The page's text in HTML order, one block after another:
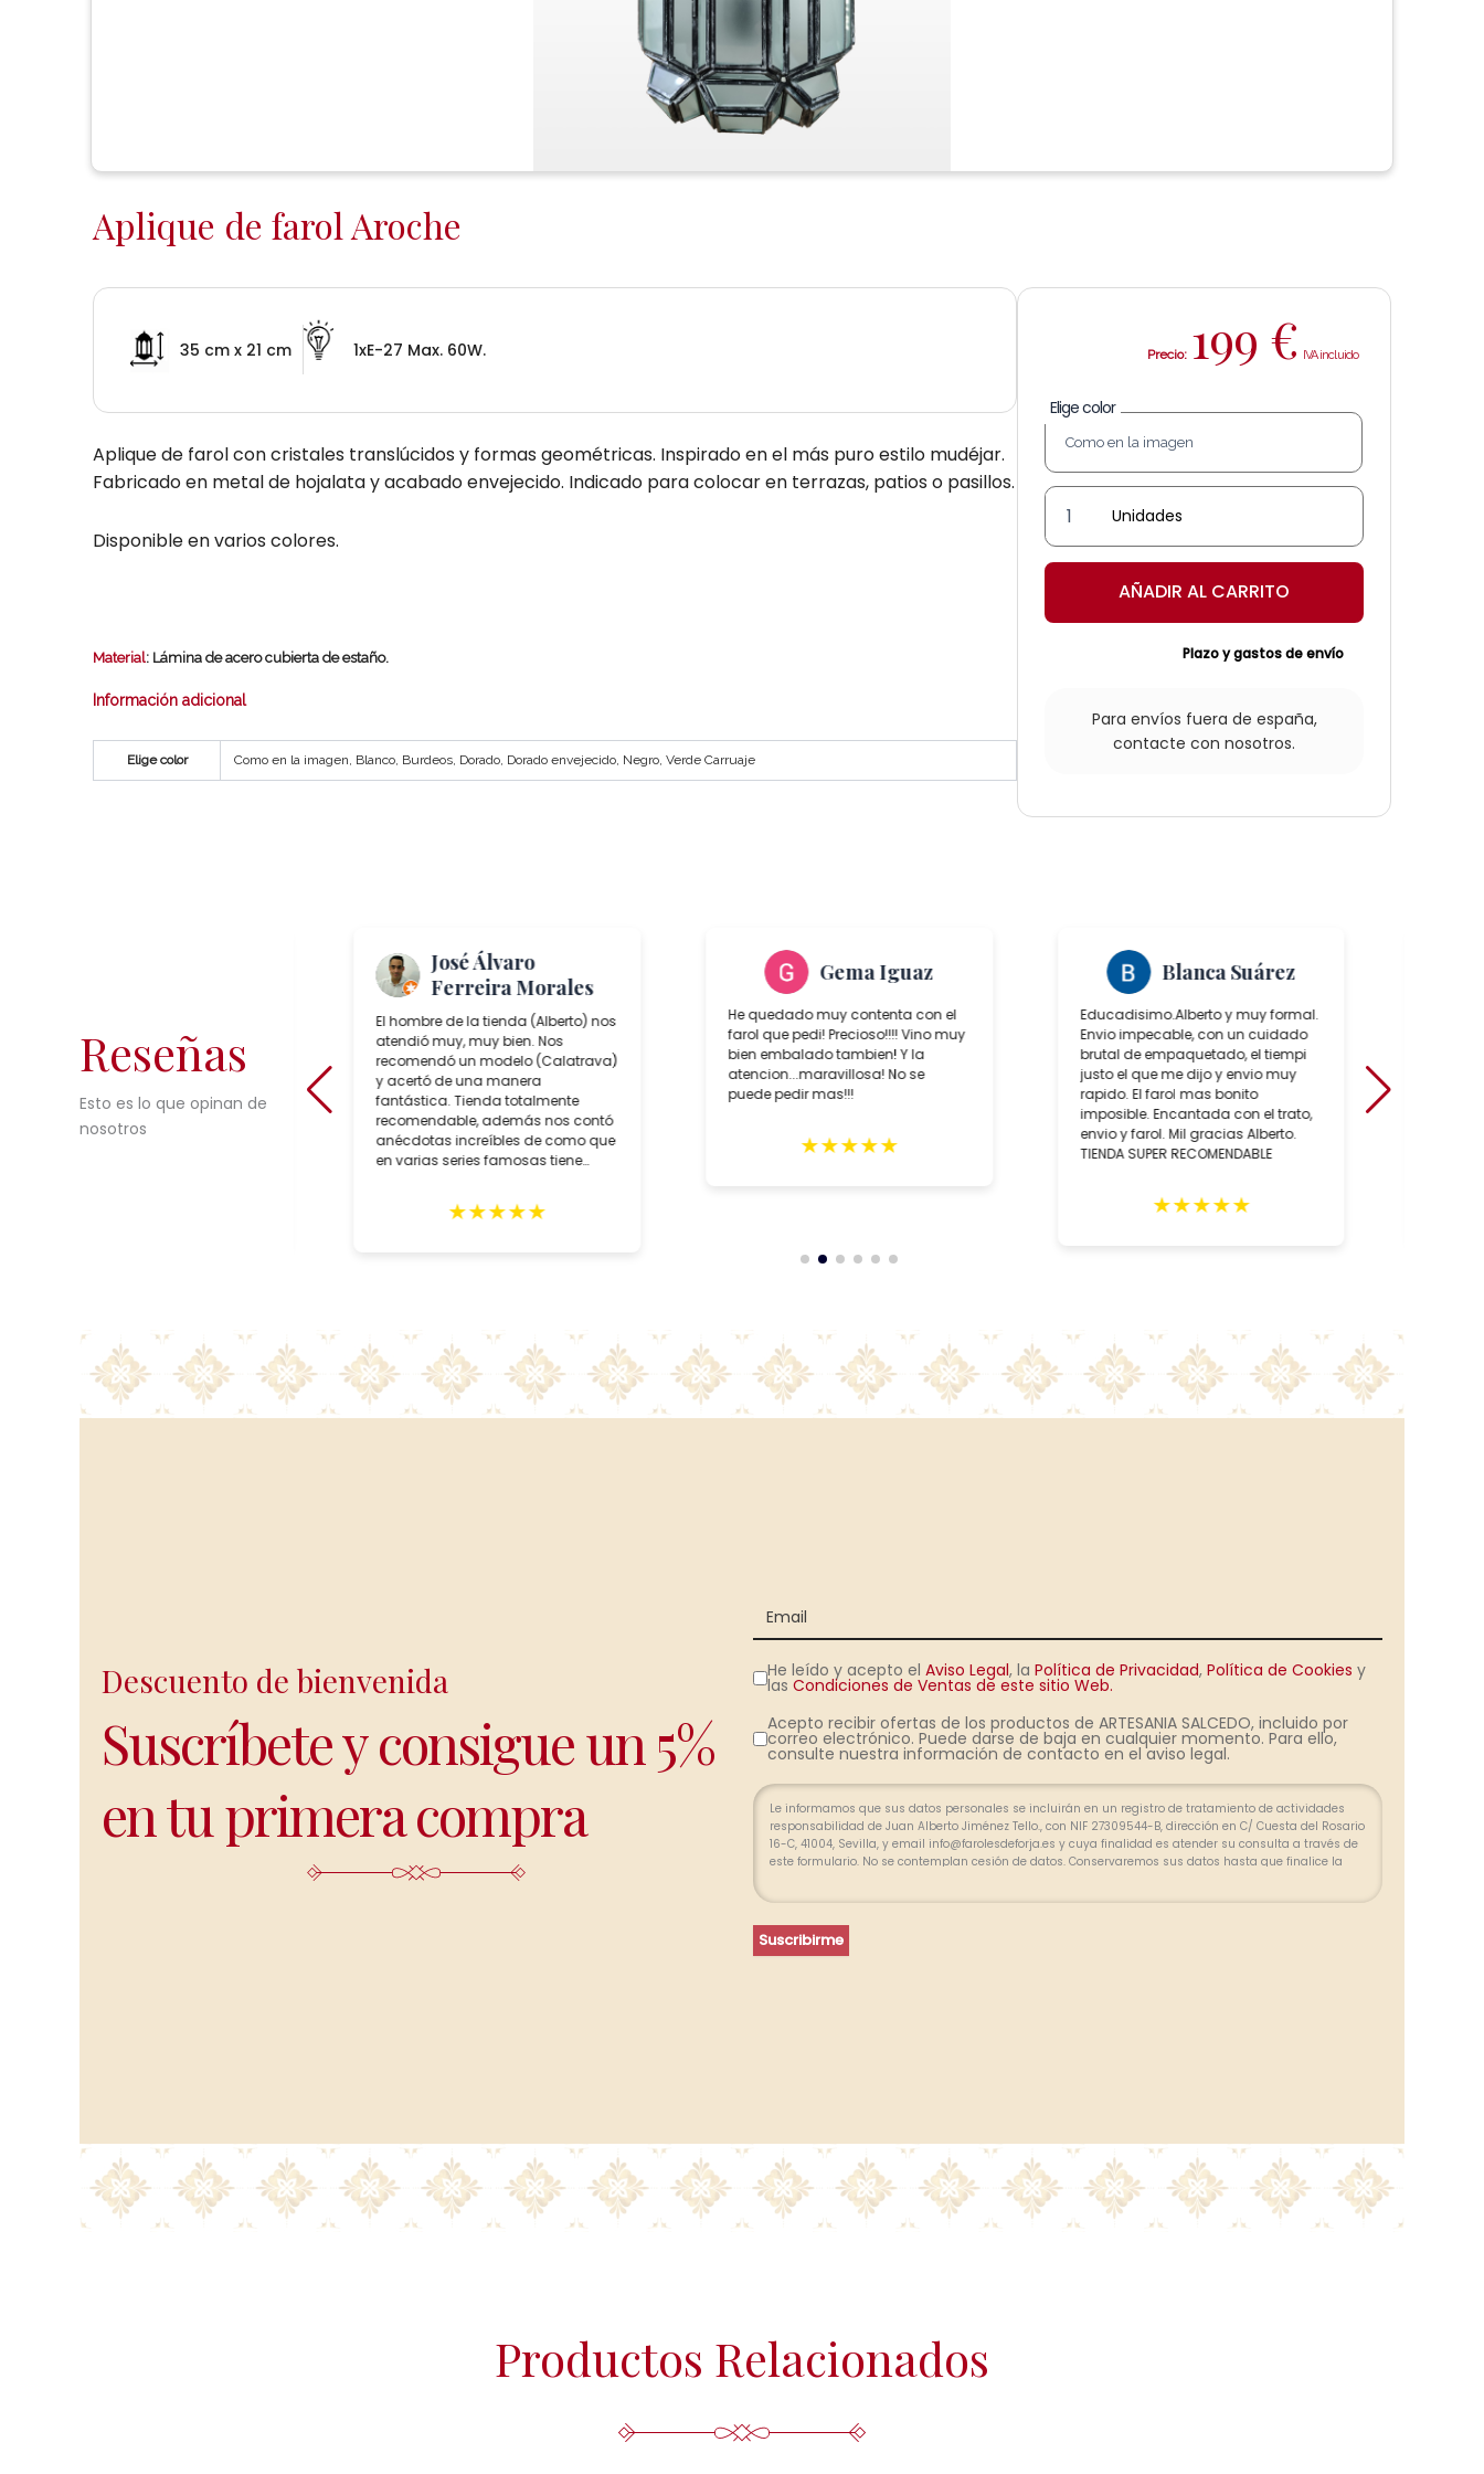
Aplique de farol Aroche
35 cm x 21 cm 1xE-27 Max. 60W.
Aplique de farol con cristales translúcidos y formas geométricas. Inspirado en el más puro estilo mudéjar.
Fabricado en metal de hojalata y acabado envejecido. Indicado para colocar en terrazas, patios o pasillos.
Disponible en varios colores.
Material: Lámina de acero cubierta de estaño.
Información adicional
Elige color Como en la imagen, Blanco, Burdeos, Dorado, Dorado envejecido, Negro, Verde Carruaje
Precio: 199 €
Elige color
Aplique
de
farol
cantidad
AÑADIR AL CARRITO
Plazo y gastos de envío
Para envíos fuera de españa,
contacte con nosotros.
Reseñas
Esto es lo que opinan de
nosotros
lamp shop in Seville, Spain which
sells incredible choices of
bespoke artisan crafted lighting.
During our trip to Seville in February,
we purchased two customized
remind us of our wonderful trip to
Seville. Highly recommend this
José Álvaro
Ferreira Morales
El hombre de la tienda (Alberto) nos
atendió muy, muy bien. Nos
recomendó un modelo (Calatrava)
y acertó de una manera
fantástica. Tienda totalmente
recomendable, además nos contó
anécdotas increíbles de como que
en varias series famosas tiene
★★★★★
Gema Iguaz
He quedado muy contenta con el
farol que pedi! Precioso!!!! Vino muy
bien embalado tambien! Y la
atencion...maravillosa! No se
puede pedir mas!!!
★★★★★
Blanca Suárez
Educadisimo.Alberto y muy formal.
Envio impecable, con un cuidado
brutal de empaquetado, el tiempi
justo el que me dijo y envio muy
rapido. El farol mas bonito
imposible. Encantada con el trato,
envio y farol. Mil gracias Alberto.
TIENDA SUPER RECOMENDABLE
★★★★★
Descuento de bienvenida
Suscríbete y consigue un 5%
en tu primera compra
He leído y acepto el Aviso Legal, la Política de Privacidad, Política de Cookies y
las Condiciones de Ventas de este sitio Web.
Acepto recibir ofertas de los productos de ARTESANIA SALCEDO, incluido por
correo electrónico. Puede darse de baja en cualquier momento. Para ello,
consulte nuestra información de contacto en el aviso legal.
Le informamos que sus datos personales se incluirán en un registro de tratamiento de actividades
responsabilidad de Juan Alberto Jiménez Tello., con NIF 27309544-B, dirección en C/ Cuesta del Rosario
16-C, 41004, Sevilla, y email info@farolesdeforja.es y cuya finalidad es atender su consulta a través de
este formulario. No se contemplan cesión de datos. Conservaremos sus datos hasta que finalice la
portabilidad de sus datos y la limitación u oposición en las direcciones indicadas. En caso de
divergencias, puede presentar una reclamación ante la Agencia Española de Protección de Datos
Suscribirme
Productos Relacionados